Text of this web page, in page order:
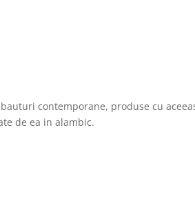
contemporane, produse cu
de ea in alambic.